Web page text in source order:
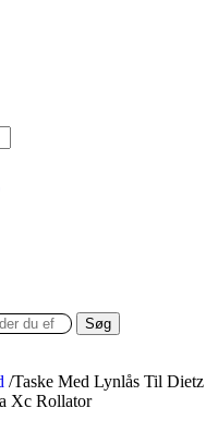
Søg
/Taske Med Lynlås Til Dietz
Xc Rollator